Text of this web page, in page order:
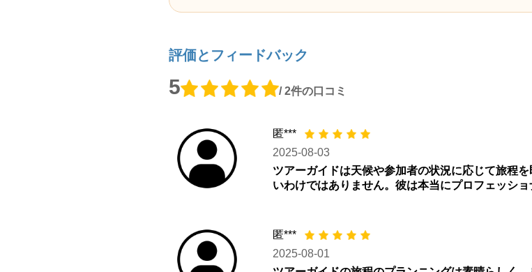
評価とフィードバック
5 / 2件の口コミ
匿***
2025-08-03
ツアーガイドは天候や参加者の状況に応じて旅程
いわけではありません。彼は本当にプロフェッショ
匿***
2025-08-01